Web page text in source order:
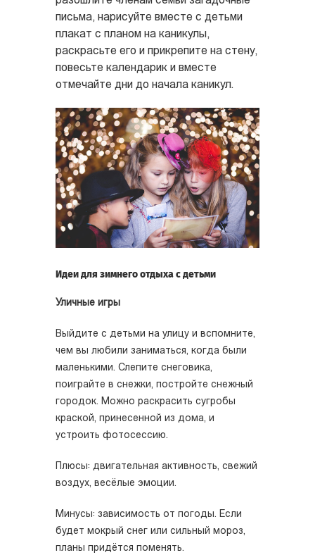
письма, нарисуйте вместе с детьми
плакат с планом на каникулы,
раскрасьте его и прикрепите на стену,
повесьте календарик и вместе
отмечайте дни до начала каникул.
Идеи для зимнего отдыха с детьми
Уличные игры
Выйдите с детьми на улицу и вспомните,
чем вы любили заниматься, когда были
маленькими. Слепите снеговика,
поиграйте в снежки, постройте снежный
городок. Можно раскрасить сугробы
краской, принесенной из дома, и
устроить фотосессию.
Плюсы: двигательная активность, свежий
воздух, весёлые эмоции.
Минусы: зависимость от погоды. Если
будет мокрый снег или сильный мороз,
планы придётся поменять.